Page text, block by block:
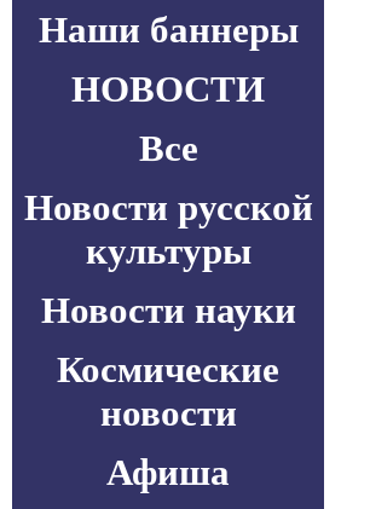
Наши баннеры
НОВОСТИ
Все
Новости русской
культуры
Новости науки
Космические
новости
Афиша